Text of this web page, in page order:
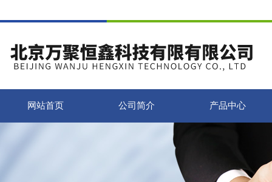
网站首页 公司简介 产品中心